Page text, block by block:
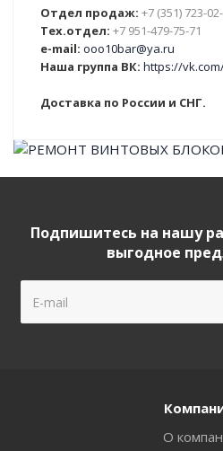
Отдел продаж: +7 (351) 723-
Тех.отдел: +7 951-479-75-71
e-mail: ooo10bar@ya.ru
Наша группа ВК: https://
Доставка по России и СНГ.
Подпишитесь на нашу
выгодное
О